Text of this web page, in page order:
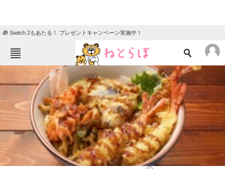
🎁 Switch 2もあたる！ プレゼントキャンペーン実施中！
ねとらぼメニュー
TOP ニュース
エンタメ クイズ
地域
住まい 教育・育児
動物 リサーチ